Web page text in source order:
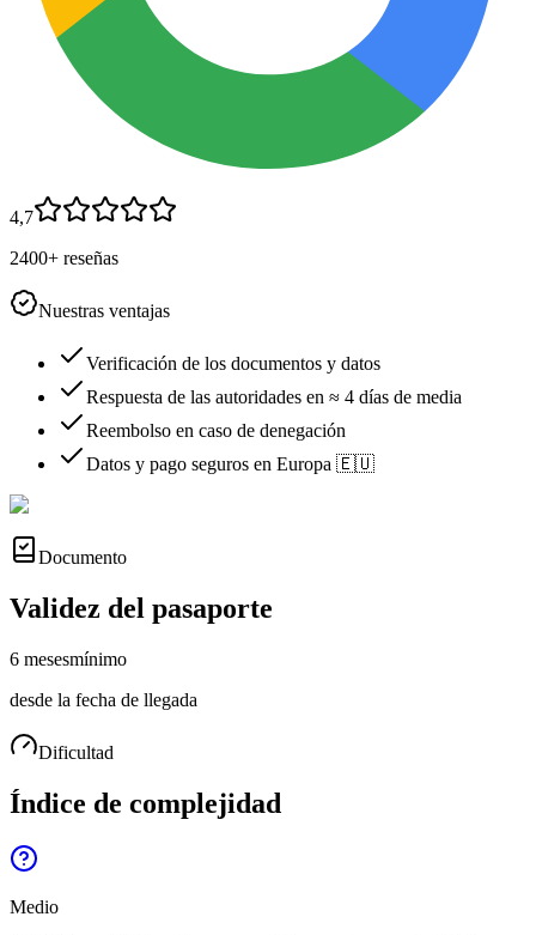
4,7
2400+ reseñas
Nuestras ventajas
Verificación de los documentos y datos
Respuesta de las autoridades en ≈ 4 días de media
Reembolso en caso de denegación
Datos y pago seguros en Europa 🇪🇺
Documento
Validez del pasaporte
6 mesesmínimo
desde la fecha de llegada
Dificultad
Índice de complejidad
Medio